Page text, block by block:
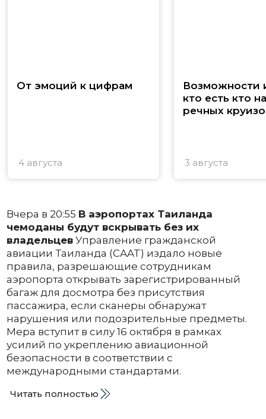
От эмоций к цифрам
4 августа
Возможности
кто есть кто
речных
3 августа
Вчера в 20:55 В аэропортах Таиланда
чемоданы будут вскрывать без их
владельцевУправление гражданской
авиации Таиланда (CAAT) издало новые
правила, разрешающие сотрудникам
аэропорта открывать зарегистрированный
багаж для досмотра без присутствия
пассажира, если сканеры обнаружат
нарушения или подозрительные предметы.
Мера вступит в силу 16 октября в рамках
усилий по укреплению авиационной
безопасности в соответствии с
международными стандартами.
Читать полностью